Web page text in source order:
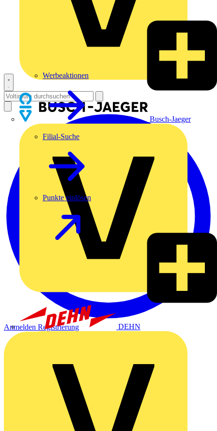
Busch-Jaeger
DEHN
Werbeaktionen
Filial-Suche
Punkte einlösen
Anmelden Registrierung